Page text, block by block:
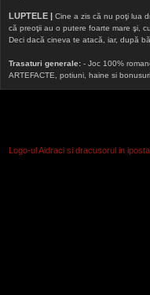
LUPTELE | Cine a zis că nu poţi lua
că preoţii au o putere foarte mare şi,
Deci dacă cineva te atacă, iar, după
Trasaturi generale: - Joc 100%
ARTEFACTE, potiuni, haine si
Logo-ul Aidraci si dracusorul in